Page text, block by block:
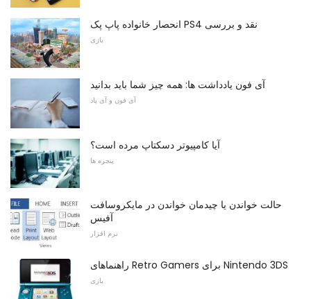
انحصار خانواده پاپ پک PS4 نقد و بررسی
بازی
آی فون یادداشت ها: همه چیز شما باید بدانید
آی فون و آی پاد
آیا کامپیوتر دسکتاپ مرده است؟
پنجره ها
حالت خواندن یا چیدمان خواندن در مایکروسافت
آفیس
نرم افزار
راهنماهای Retro Gamers برای Nintendo 3DS
بازی